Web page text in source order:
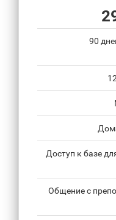
90
Доступ к базе
Общение с